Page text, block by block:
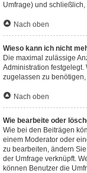
Umfrage) und
Nach oben
Wieso kann ich nicht
Die maximal zulässige
Administration
zugelassen zu
Nach oben
Wie bearbeite oder
Wie bei den Beiträgen
einem Moderator oder
zu bearbeiten, ändern
der Umfrage verknüpft.
können Benutzer die